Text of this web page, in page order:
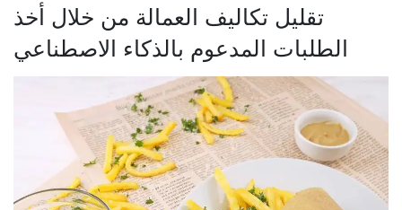
تقليل تكاليف العمالة من خلال أخذ
الطلبات المدعوم بالذكاء الاصطناعي